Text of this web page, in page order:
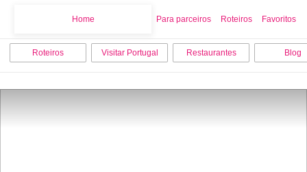
Home Para parceiros Roteiros Favoritos
Roteiros Visitar Portugal Restaurantes Blog